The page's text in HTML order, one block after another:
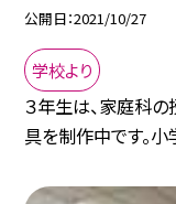
公開日 2021/10/27
学校より
３年生は、家庭科
具を制作中です。